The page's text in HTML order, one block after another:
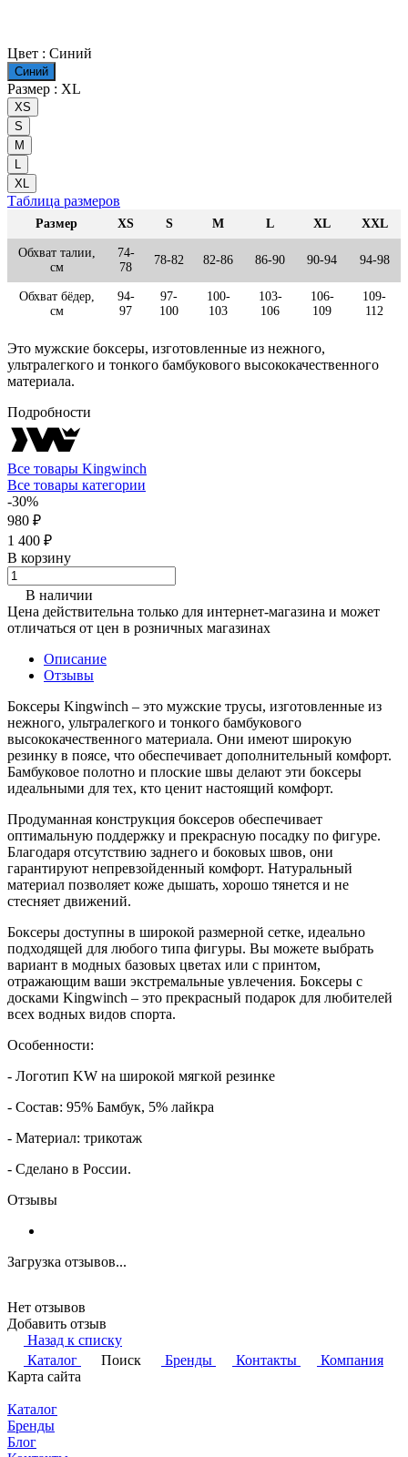
Цвет : Синий
Синий
Размер : XL
XS
S
M
XL
Таблица размеров
Размер XS S M L XL XXL
Обхват талии,
см
74-
78
78-82 82-86 86-90 90-94 94-98
Обхват бёдер,
см
94-
97
97-
100
100-
103
103-
106
106-
109
109-
112
Это мужские боксеры, изготовленные из нежного,
ультралегкого и тонкого бамбукового высококачественного
материала.
Подробности
Все товары Kingwinch
Все товары категории
-30%
980 ₽
1 400 ₽
В корзину
В наличии
Цена действительна только для интернет-магазина и может
отличаться от цен в розничных магазинах
Описание
Отзывы
Боксеры Kingwinch – это мужские трусы, изготовленные из
нежного, ультралегкого и тонкого бамбукового
высококачественного материала. Они имеют широкую
резинку в поясе, что обеспечивает дополнительный комфорт.
Бамбуковое полотно и плоские швы делают эти боксеры
идеальными для тех, кто ценит настоящий комфорт.
Продуманная конструкция боксеров обеспечивает
оптимальную поддержку и прекрасную посадку по фигуре.
Благодаря отсутствию заднего и боковых швов, они
гарантируют непревзойденный комфорт. Натуральный
материал позволяет коже дышать, хорошо тянется и не
стесняет движений.
Боксеры доступны в широкой размерной сетке, идеально
подходящей для любого типа фигуры. Вы можете выбрать
вариант в модных базовых цветах или с принтом,
отражающим ваши экстремальные увлечения. Боксеры с
досками Kingwinch – это прекрасный подарок для любителей
всех водных видов спорта.
Особенности:
- Логотип KW на широкой мягкой резинке
- Состав: 95% Бамбук, 5% лайкра
- Материал: трикотаж
- Сделано в России.
Отзывы
Загрузка отзывов...
Нет отзывов
Добавить отзыв
Назад к списку
Каталог
Поиск Бренды Контакты
Компания
Карта сайта
Каталог
Бренды
Блог